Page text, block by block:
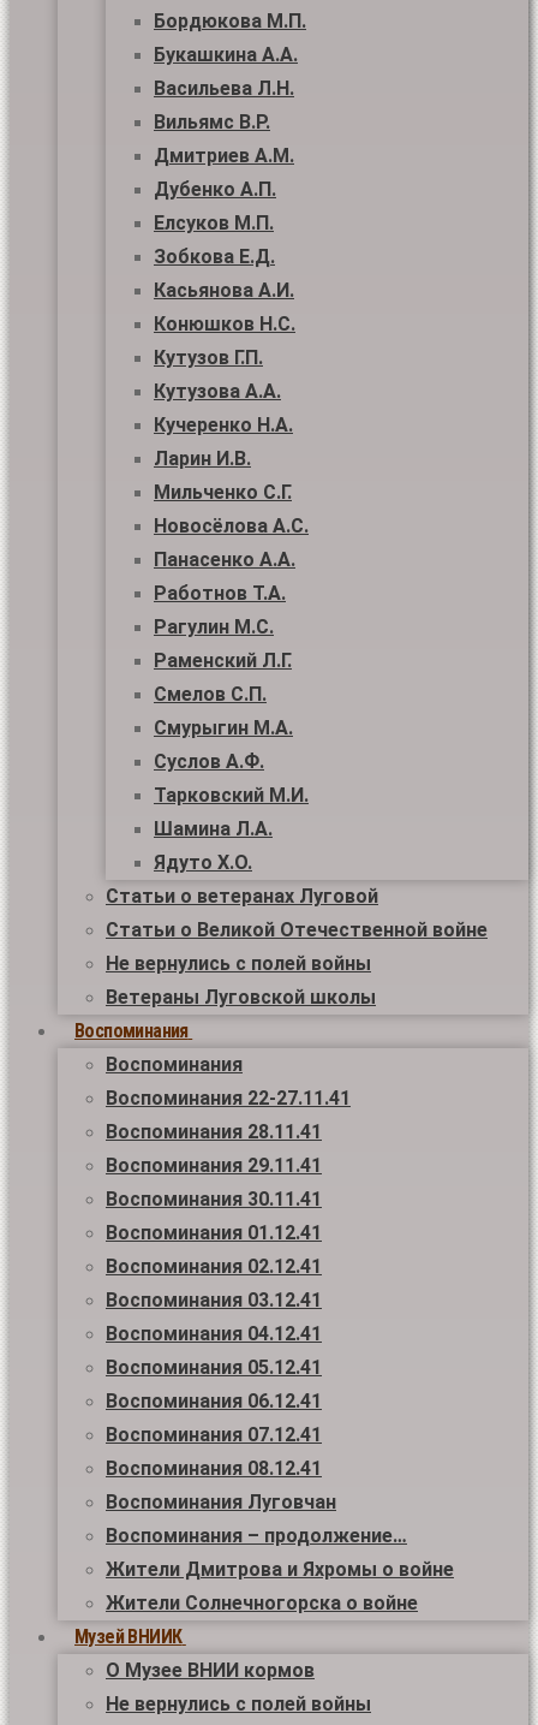
Бордюкова М.П.
Букашкина А.А.
Васильева Л.Н.
Вильямс В.Р.
Дмитриев А.М.
Дубенко А.П.
Елсуков М.П.
Зобкова Е.Д.
Касьянова А.И.
Конюшков Н.С.
Кутузов Г.П.
Кутузова А.А.
Кучеренко Н.А.
Ларин И.В.
Мильченко С.Г.
Новосёлова А.С.
Панасенко А.А.
Работнов Т.А.
Рагулин М.С.
Раменский Л.Г.
Смелов С.П.
Смурыгин М.А.
Суслов А.Ф.
Тарковский М.И.
Шамина Л.А.
Ядуто Х.О.
Статьи о ветеранах Луговой
Статьи о Великой Отечественной войне
Не вернулись с полей войны
Ветераны Луговской школы
Воспоминания
Воспоминания
Воспоминания 22-27.11.41
Воспоминания 28.11.41
Воспоминания 29.11.41
Воспоминания 30.11.41
Воспоминания 01.12.41
Воспоминания 02.12.41
Воспоминания 03.12.41
Воспоминания 04.12.41
Воспоминания 05.12.41
Воспоминания 06.12.41
Воспоминания 07.12.41
Воспоминания 08.12.41
Воспоминания Луговчан
Воспоминания – продолжение…
Жители Дмитрова и Яхромы о войне
Жители Солнечногорска о войне
Музей ВНИИК
О Музее ВНИИ кормов
Не вернулись с полей войны